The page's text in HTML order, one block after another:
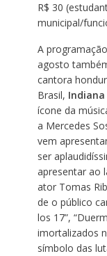
R$ 30
municipal/
A
agosto
cantora
Brasil,
ícone da
a Mercedes
vem
ser
apresentar ao
ator Tomas
de o público
los 17”,
imortalizados
símbolo das